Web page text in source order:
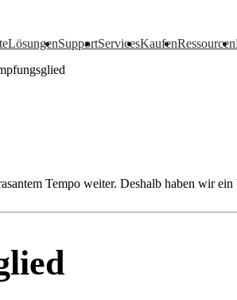
Lösungen
▼ Support
▼ Services
▼ Kaufen
▼ Ressourcen
▼
Tempo weiter. Deshalb haben wir